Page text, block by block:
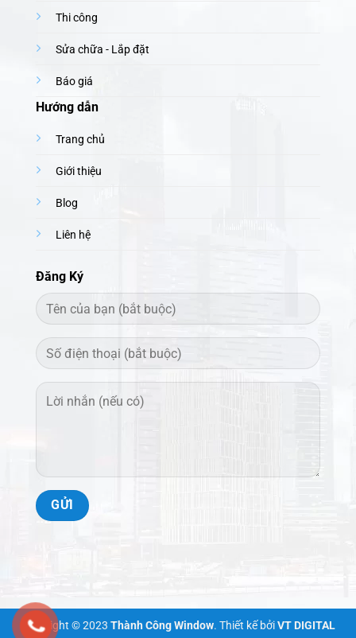
Thi công
Sửa chữa - Lắp đặt
Báo giá
Hướng dẫn
Trang chủ
Giới thiệu
Blog
Liên hệ
Đăng Ký
Copyright © 2023 Thành Công Window. Thiết kế bởiVT DIGITAL